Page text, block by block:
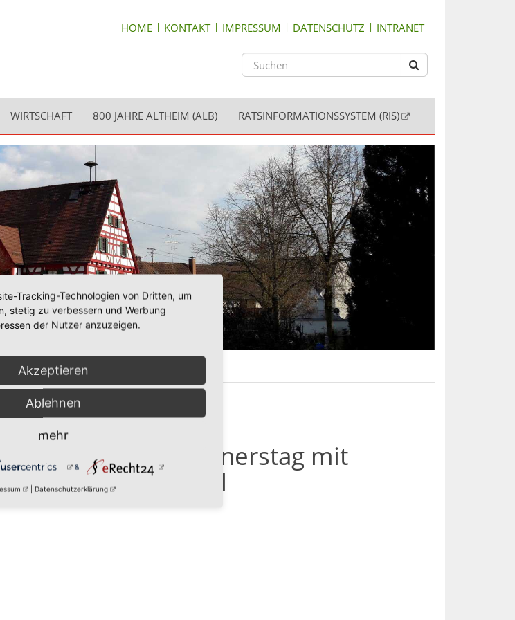
HOME KONTAKT IMPRESSUM DATENSCHUTZ INTRANET
WIRTSCHAFT 800 JAHRE ALTHEIM (ALB) RATSINFORMATIONSSYSTEM (RIS)
am Gründonnerstag mit
Abendmahl
Tracking-Technologien von Dritten, um
stetig zu verbessern und Werbung
der Nutzer anzuzeigen.
Akzeptieren
Ablehnen
mehr
&
Datenschutzerklärung